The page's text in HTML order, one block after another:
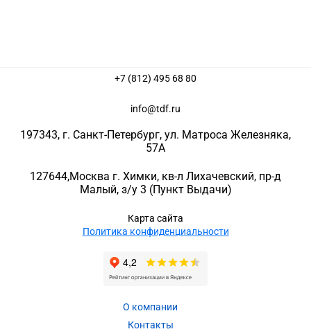
+7 (812) 495 68 80
info@tdf.ru
197343, г. Санкт-Петербург, ул. Матроса Железняка,
57A
127644,Москва г. Химки, кв-л Лихачевский, пр-д
Малый, з/у 3 (Пункт Выдачи)
Карта сайта
Политика конфиденциальности
О компании
Контакты